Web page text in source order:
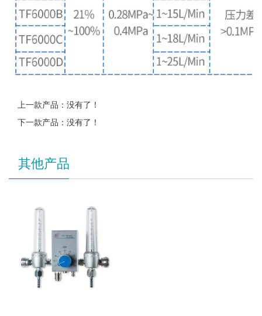
上一款产品：没有了！
下一款产品：没有了！
其他产品